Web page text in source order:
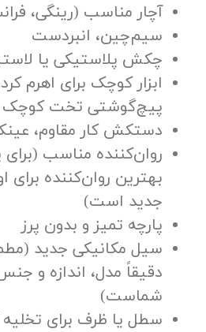
آچار مناسب (رینگی،
سیم‌چین، انبردست
چکش پلاستیکی یا
ابزار کوچک برای اهرم
پیچ‌گوشتی تخت کوچک
دستکش کار مقاوم،
روان‌کننده مناسب
بهترین روان‌کننده
جدید است)
پارچه تمیز و بدون پرز
سیل مکانیکی جدید
دقیقاً مدل، اندازه و
شماست)
سطل یا ظرف برای